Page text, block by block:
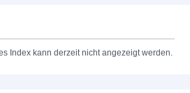
Index kann derzeit nicht angezeigt werden.